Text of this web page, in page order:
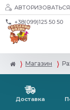
АВТОРИЗОВАТЬСЯ
+38(099)125 50 50
Магазин
Доставка